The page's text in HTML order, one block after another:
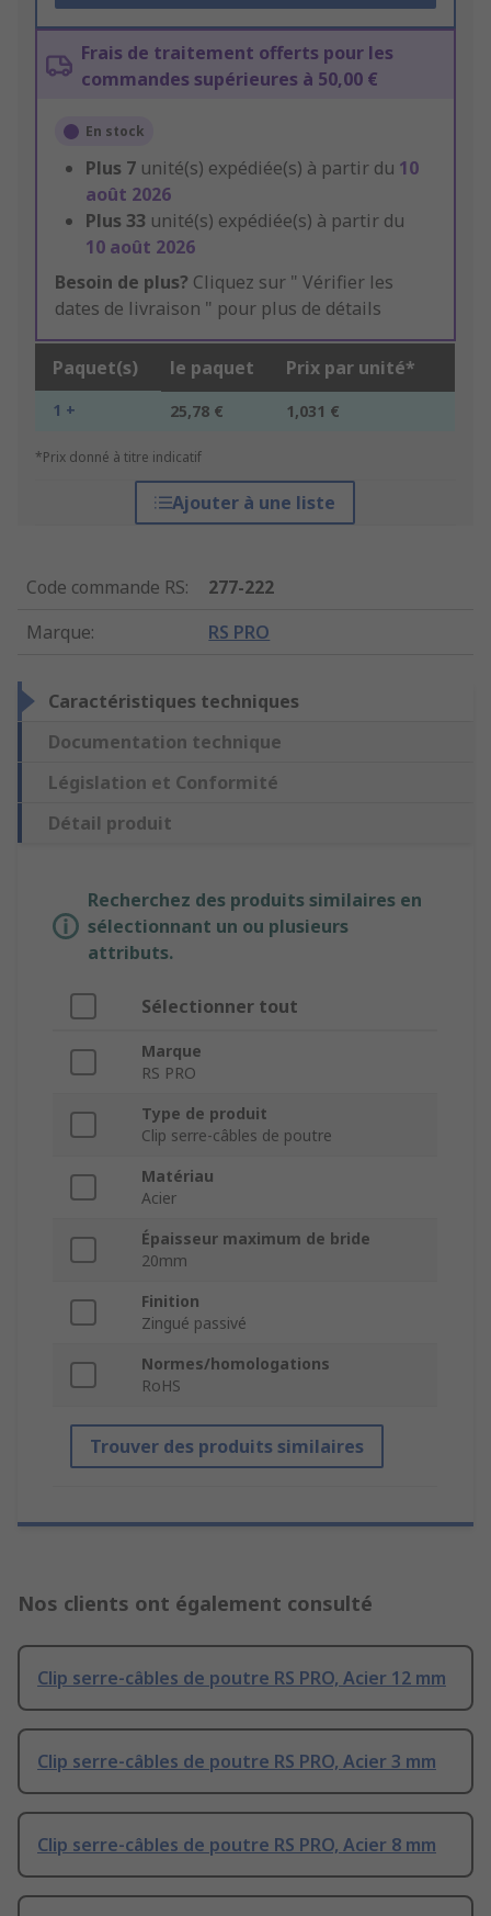
Frais de traitement offerts pour les
commandes supérieures à 50,00 €
En stock
Plus 7 unité(s) expédiée(s) à partir du 10
août 2026
Plus 33 unité(s) expédiée(s) à partir du
10 août 2026
Besoin de plus? Cliquez sur " Vérifier les
dates de livraison " pour plus de détails
Paquet(s) le paquet Prix par unité*
1 + 25,78 € 1,031 €
*Prix donné à titre indicatif
Ajouter à une liste
Code commande RS:
277-222
Marque: RS PRO
Caractéristiques techniques
Documentation technique
Législation et Conformité
Détail produit
Recherchez des produits similaires en
sélectionnant un ou plusieurs
attributs.
Sélectionner tout
Marque
RS PRO
Type de produit
Clip serre-câbles de poutre
Matériau
Acier
Épaisseur maximum de bride
20mm
Finition
Zingué passivé
Normes/homologations
RoHS
Trouver des produits similaires
Nos clients ont également consulté
Clip serre-câbles de poutre RS PRO, Acier 12 mm
Clip serre-câbles de poutre RS PRO, Acier 3 mm
Clip serre-câbles de poutre RS PRO, Acier 8 mm